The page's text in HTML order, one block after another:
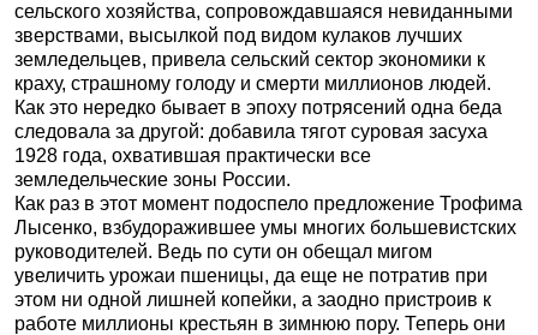
сельского хозяйства, сопровождавшаяся невиданными
зверствами, высылкой под видом кулаков лучших
земледельцев, привела сельский сектор экономики к
краху, страшному голоду и смерти миллионов людей.
Как это нередко бывает в эпоху потрясений одна беда
следовала за другой: добавила тягот суровая засуха
1928 года, охватившая практически все
земледельческие зоны России.
Как раз в этот момент подоспело предложение Трофима
Лысенко, взбудоражившее умы многих большевистских
руководителей. Ведь по сути он обещал мигом
увеличить урожаи пшеницы, да еще не потратив при
этом ни одной лишней копейки, а заодно пристроив к
работе миллионы крестьян в зимнюю пору. Теперь они